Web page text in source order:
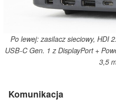
Po lewej: zasilacz sieciowy, HDI
USB-C Gen. 1 z DisplayPort +
3,5
Komunikacja